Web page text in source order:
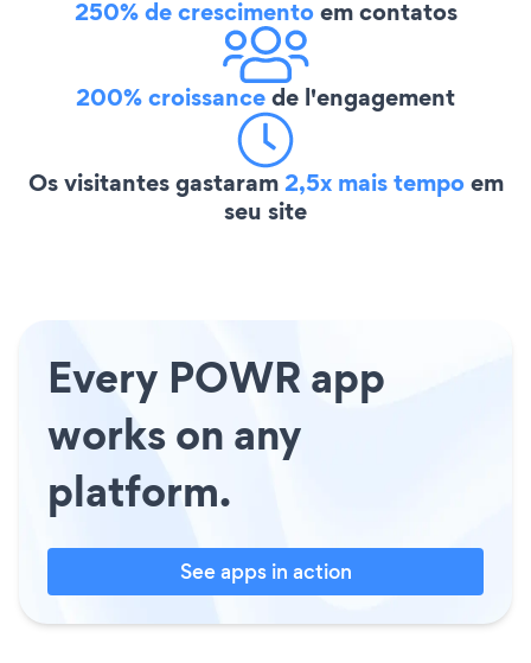
250% de crescimentoem contatos
200% croissancede l'engagement
Os visitantes gastaram2,5x mais tempoem
seu site
Every POWR app
works on any
platform.
See apps in action